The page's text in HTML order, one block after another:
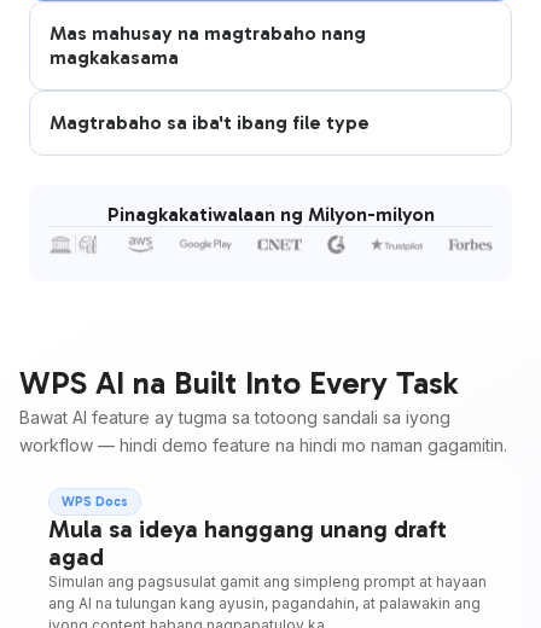
Mas mahusay na magtrabaho nang
magkakasama
Magtrabaho sa iba't ibang file type
Pinagkakatiwalaan ng Milyon-milyon
WPS AI na Built Into Every Task
Bawat AI feature ay tugma sa totoong sandali sa iyong
workflow — hindi demo feature na hindi mo naman gagamitin.
WPS Docs
Mula sa ideya hanggang unang draft
agad
Simulan ang pagsusulat gamit ang simpleng prompt at hayaan
ang AI na tulungan kang ayusin, pagandahin, at palawakin ang